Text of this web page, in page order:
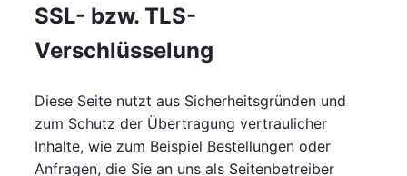
SSL- bzw. TLS-
Verschlüsselung
Diese Seite nutzt aus Sicherheitsgründen und
zum Schutz der Übertragung vertraulicher
Inhalte, wie zum Beispiel Bestellungen oder
Anfragen, die Sie an uns als Seitenbetreiber